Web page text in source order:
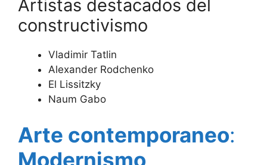
Artistas destacados del
constructivismo
Vladimir Tatlin
Alexander Rodchenko
El Lissitzky
Naum Gabo
Arte contemporaneo:
Modernismo